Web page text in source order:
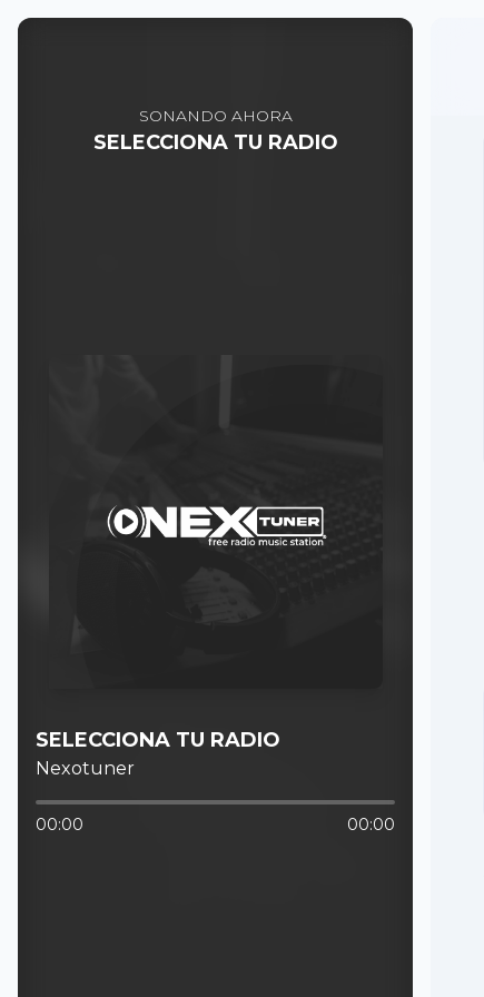
SONANDO AHORA
SELECCIONA TU RADIO
SELECCIONA TU RADIO
Nexotuner
00:00 00:00